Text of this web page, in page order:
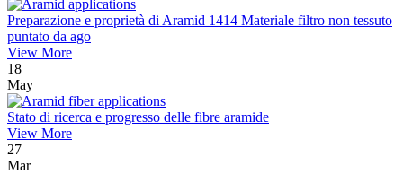
Preparazione e proprietà di Aramid 1414 Materiale filtro non tessuto
puntato da ago
View More
18
May
Stato di ricerca e progresso delle fibre aramide
View More
27
Mar